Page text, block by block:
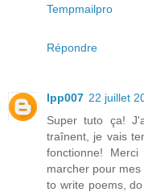
Tempmailpro
Répondre
lpp007 22 juillet
Super tuto ça!
traînent, je vais
fonctionne!
marcher pour
to write poems,